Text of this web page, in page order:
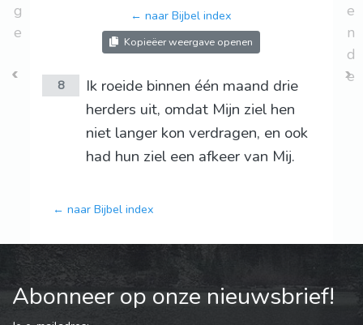
g
e
← naar Bijbel index
Kopieëer weergave openen
8
Ik roeide binnen één maand drie
herders uit, omdat Mijn ziel hen
niet langer kon verdragen, en ook
had hun ziel een afkeer van Mij.
← naar Bijbel index
e
n
d
e
Abonneer op onze nieuwsbrief!